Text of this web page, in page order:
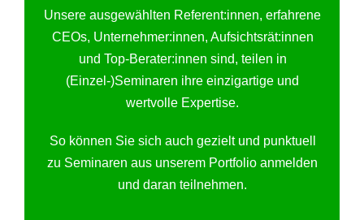
Unsere ausgewählten Referent:innen, erfahrene
CEOs, Unternehmer:innen, Aufsichtsrät:innen
und Top-Berater:innen sind, teilen in
(Einzel-)Seminaren ihre einzigartige und
wertvolle Expertise.
So können Sie sich auch gezielt und punktuell
zu Seminaren aus unserem Portfolio anmelden
und daran teilnehmen.